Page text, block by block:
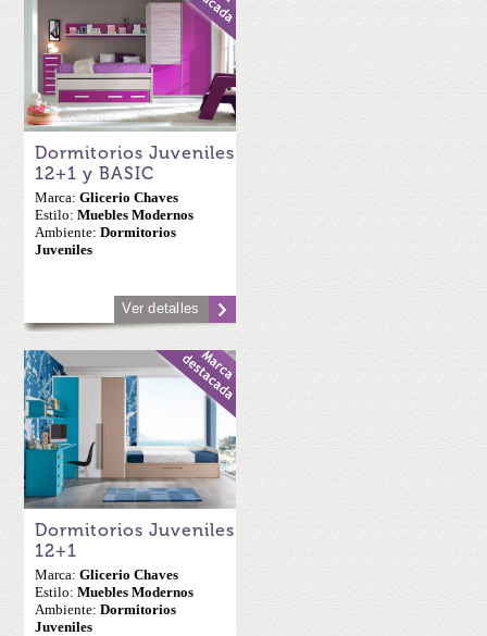
Dormitorios Juveniles
12+1 y BASIC
Marca:Glicerio Chaves
Estilo:Muebles Modernos
Ambiente:Dormitorios
Juveniles
Ver detalles
Dormitorios Juveniles
12+1
Marca:Glicerio Chaves
Estilo:Muebles Modernos
Ambiente:Dormitorios
Juveniles